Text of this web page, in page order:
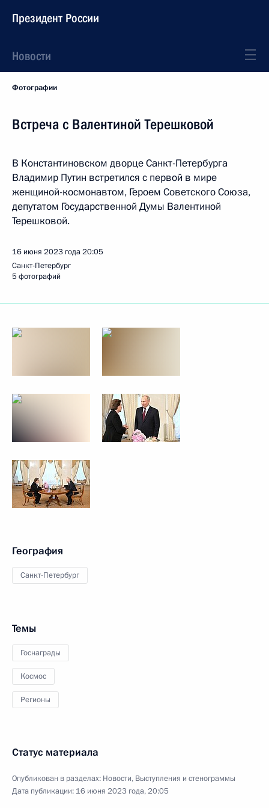
Президент России
Новости
Фотографии
Встреча с Валентиной Терешковой
В Константиновском дворце Санкт-Петербурга
Владимир Путин встретился с первой в мире
женщиной-космонавтом, Героем Советского Союза,
депутатом Государственной Думы Валентиной
Терешковой.
16 июня 2023 года20:05
Санкт-Петербург
5 фотографий
География
Санкт-Петербург
Темы
Госнаграды
Космос
Регионы
Статус материала
Опубликован в разделах: Новости, Выступления и стенограммы
Дата публикации: 16 июня 2023 года, 20:05